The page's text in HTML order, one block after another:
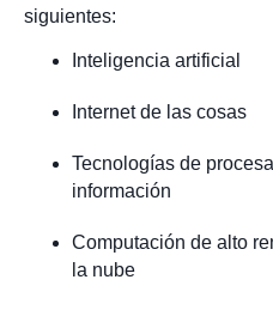
siguientes:
Inteligencia artificial
Internet de las cosas
Tecnologías de
información
Computación de alto
la nube